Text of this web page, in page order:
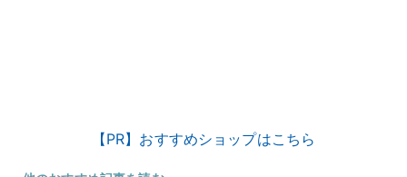
【PR】おすすめショップはこちら